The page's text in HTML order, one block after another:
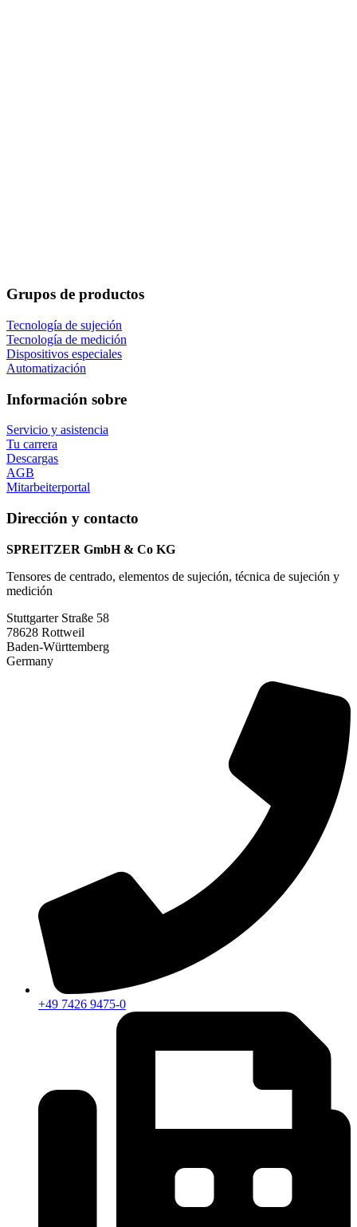
Grupos de productos
Tecnología de sujeción
Tecnología de medición
Dispositivos especiales
Automatización
Información sobre
Servicio y asistencia
Tu carrera
Descargas
AGB
Mitarbeiterportal
Dirección y contacto
SPREITZER GmbH & Co KG
Tensores de centrado, elementos de sujeción, técnica de sujeción y
medición
Stuttgarter Straße 58
78628 Rottweil
Baden-Württemberg
Germany
+49 7426 9475-0